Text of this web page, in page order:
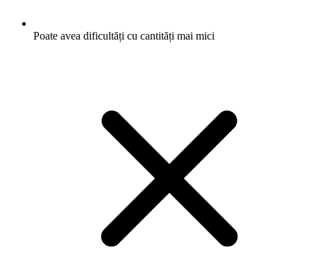
Poate avea dificultăți cu cantități mai mici